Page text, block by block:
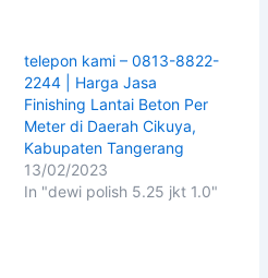
telepon kami – 0813-8822-
2244 | Harga Jasa
Finishing Lantai Beton Per
Meter di Daerah Cikuya,
Kabupaten Tangerang
13/02/2023
In "dewi polish 5.25 jkt 1.0"